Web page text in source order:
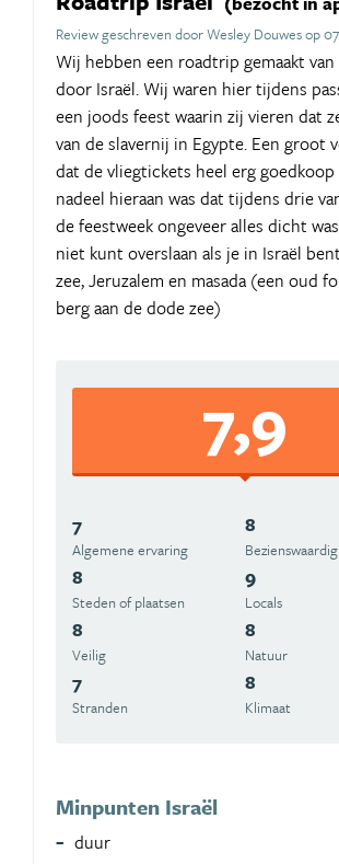
Review geschreven door Wesley Douwes op
Wij hebben een roadtrip gemaakt van
door Israël. Wij waren hier tijdens
een joods feest waarin zij vieren dat
van de slavernij in Egypte. Een groot
dat de vliegtickets heel erg goedkoop
nadeel hieraan was dat tijdens drie
de feestweek ongeveer alles dicht
niet kunt overslaan als je in Israël
zee, Jeruzalem en masada (een oud
berg aan de dode zee)
7,9
7
Algemene ervaring
8
8
Steden of plaatsen
9
Locals
8
Veilig
8
Natuur
7
Stranden
8
Klimaat
Minpunten Israël
duur